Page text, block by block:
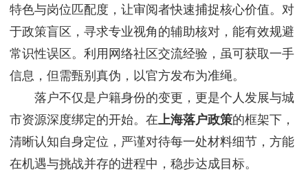
特色与岗位匹配度，让审阅者快速捕捉核心价值。对
于政策盲区，寻求专业视角的辅助核对，能有效规避
常识性误区。利用网络社区交流经验，虽可获取一手
信息，但需甄别真伪，以官方发布为准绳。
落户不仅是户籍身份的变更，更是个人发展与城
市资源深度绑定的开始。在上海落户政策的框架下，
清晰认知自身定位，严谨对待每一处材料细节，方能
在机遇与挑战并存的进程中，稳步达成目标。